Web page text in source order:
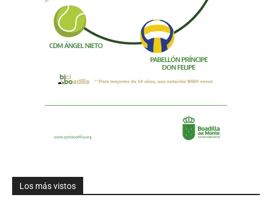
Los más vistos